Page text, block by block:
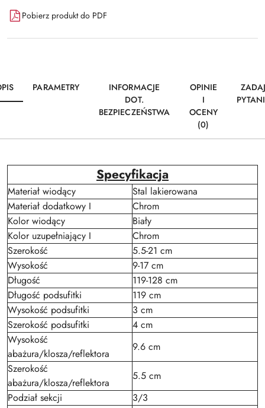
Pobierz produkt do PDF
PARAMETRY
INFORMACJE
DOT.
BEZPIECZEŃSTWA
OPINIE
I
OCENY
(0)
Specyfikacja
Materiał wiodący
Stal lakierowana
Materiał dodatkowy I
Chrom
Kolor wiodący
Biały
Kolor uzupełniający I
Chrom
Szerokość
5.5-21 cm
Wysokość
9-17 cm
Długość
119-128 cm
Długość podsufitki
119 cm
Wysokość podsufitki
3 cm
Szerokość podsufitki
4 cm
Wysokość
abażura/klosza/reflektora
9.6 cm
Szerokość
abażura/klosza/reflektora
5.5 cm
Podział sekcji
3/3